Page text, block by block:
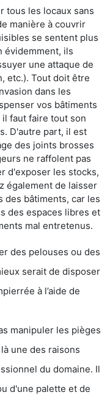
tous les locaux sans
manière à couvrir
se sentent plus
évidemment, ils
une attaque de
etc.). Tout doit être
dans les
vos bâtiments
faut faire tout son
D'autre part, il est
des joints brosses
ne raffolent pas
d'exposer les stocks,
également de laisser
des bâtiments, car les
des espaces libres et
mal entretenus.
des pelouses ou des
serait de disposer
à l’aide de
manipuler les pièges
une des raisons
du domaine. Il
d'une palette et de